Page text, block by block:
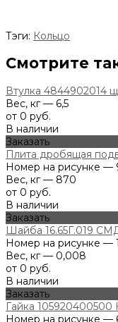
Тэги: Кольцо
Смотрите
Втулка 4844902014
Вес, кг — 6,5
от 0 руб.
В наличии
Заказать
Плита дробящая
Номер на рисунке —
Вес, кг — 870
от 0 руб.
В наличии
Заказать
Шайба 16.65Г.019
Номер на рисунке —
Вес, кг — 0,008
от 0 руб.
В наличии
Заказать
Гайка
Номер на рисунке —